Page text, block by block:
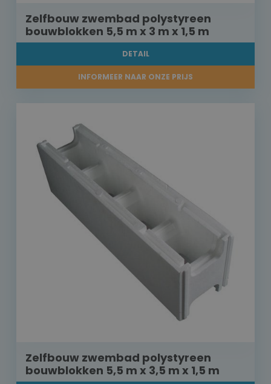
Zelfbouw zwembad polystyreen
bouwblokken 5,5 m x 3 m x 1,5 m
DETAIL
INFORMEER NAAR ONZE PRIJS
Zelfbouw zwembad polystyreen
bouwblokken 5,5 m x 3,5 m x 1,5 m